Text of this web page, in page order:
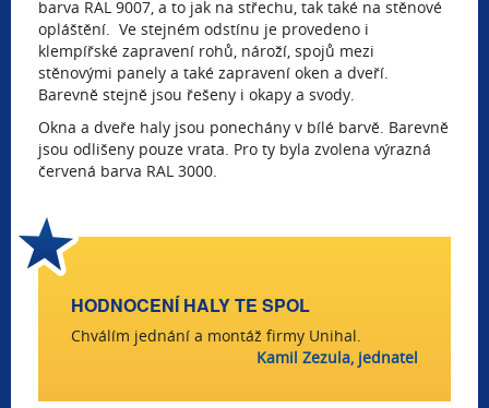
barva RAL 9007, a to jak na střechu, tak také na stěnové
opláštění. Ve stejném odstínu je provedeno i
klempířské zapravení rohů, nároží, spojů mezi
stěnovými panely a také zapravení oken a dveří.
Barevně stejně jsou řešeny i okapy a svody.
Okna a dveře haly jsou ponechány v bílé barvě. Barevně
jsou odlišeny pouze vrata. Pro ty byla zvolena výrazná
červená barva RAL 3000.
HODNOCENÍ HALY TE SPOL
Chválím jednání a montáž firmy Unihal.
Kamil Zezula, jednatel